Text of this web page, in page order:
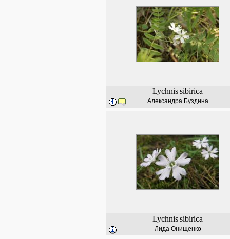
Lychnissibirica
Александра Буздина
Lychnissibirica
Лида Онищенко